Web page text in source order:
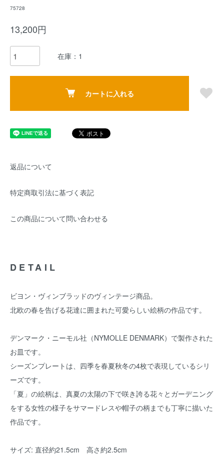
75728
13,200円
在庫：1
カートに入れる
返品について
特定商取引法に基づく表記
この商品について問い合わせる
DETAIL
ビヨン・ヴィンブラッドのヴィンテージ商品。
北欧の春を告げる花達に囲まれた可愛らしい絵柄の作品です。
デンマーク・ニーモル社（NYMOLLE DENMARK）で製作された
お皿です。
シーズンプレートは、四季を春夏秋冬の4枚で表現しているシリ
ーズです。
「夏」の絵柄は、真夏の太陽の下で咲き誇る花々とガーデニング
をする女性の様子をサマードレスや帽子の柄までも丁寧に描いた
作品です。
サイズ: 直径約21.5cm 高さ約2.5cm